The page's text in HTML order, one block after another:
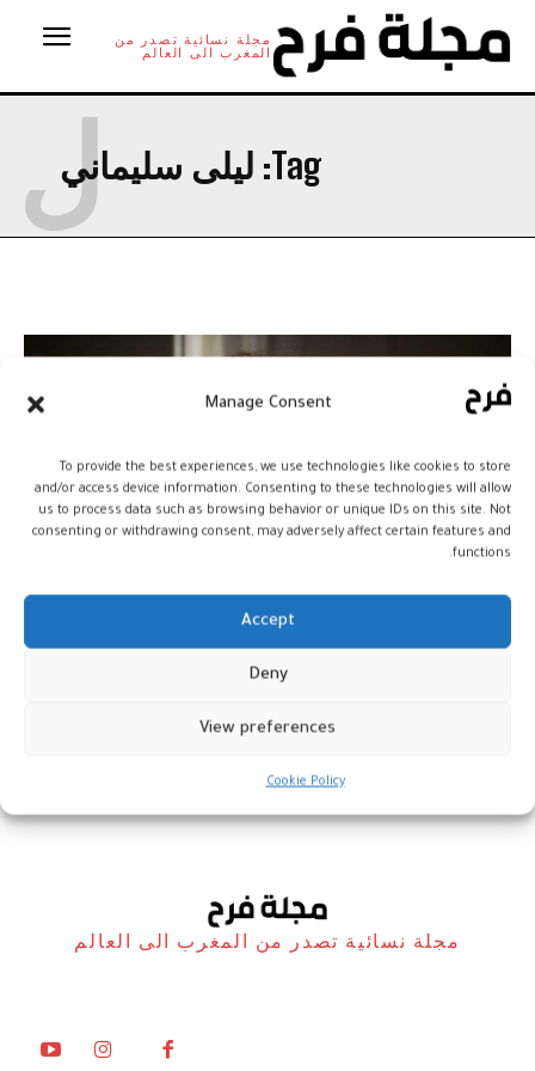
Manage Consent
To provide the best experiences, we use technologies like cookies to store
and/or access device information. Consenting to these technologies will allow
us to process data such as browsing behavior or unique IDs on this site. Not
consenting or withdrawing consent, may adversely affect certain features and
functions.
Accept
Deny
View preferences
Cookie Policy
مجلة نسائية تصدر من
المغرب الى العالم
Tag: ليلى سليمانيل
ليلى سليماني تسيئ إلى صورة
مجلة نسائية تصدر من المغرب الى العالم